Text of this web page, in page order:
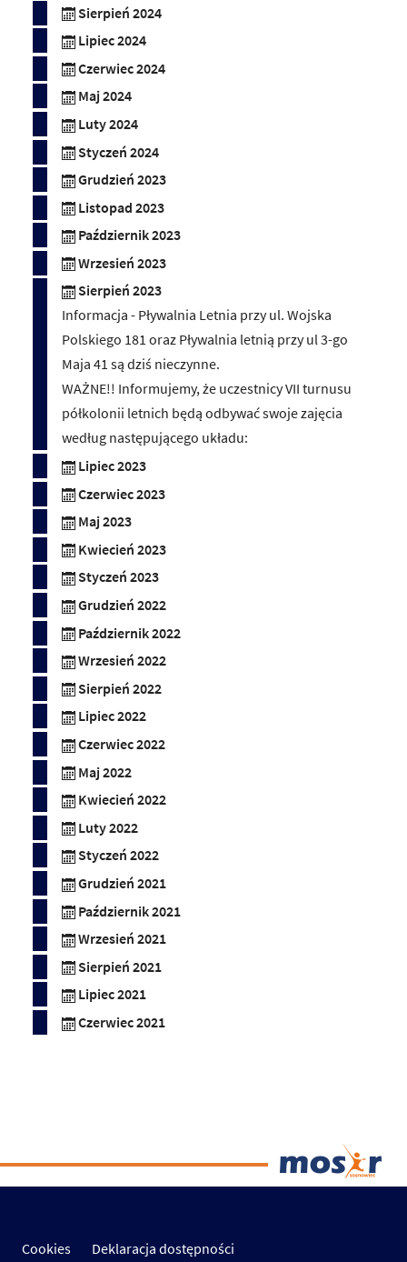
Sierpień 2024
Lipiec 2024
Czerwiec 2024
Maj 2024
Luty 2024
Styczeń 2024
Grudzień 2023
Listopad 2023
Październik 2023
Wrzesień 2023
Sierpień 2023
Informacja - Pływalnia Letnia przy ul. Wojska
Polskiego 181 oraz Pływalnia letnią przy ul 3-go
Maja 41 są dziś nieczynne.
WAŻNE!! Informujemy, że uczestnicy VII turnusu
półkolonii letnich będą odbywać swoje zajęcia
według następującego układu:
Lipiec 2023
Czerwiec 2023
Maj 2023
Kwiecień 2023
Styczeń 2023
Grudzień 2022
Październik 2022
Wrzesień 2022
Sierpień 2022
Lipiec 2022
Czerwiec 2022
Maj 2022
Kwiecień 2022
Luty 2022
Styczeń 2022
Grudzień 2021
Październik 2021
Wrzesień 2021
Sierpień 2021
Lipiec 2021
Czerwiec 2021
Cookies Deklaracja dostępności